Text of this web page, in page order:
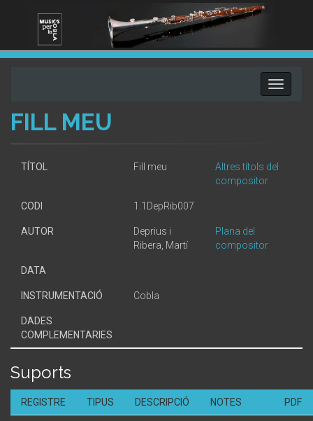
Toggle
FILL MEU
TÍTOL Fill meu
Altres títols del
compositor
CODI 1.1DepRib007
AUTOR
Deprius i
Ribera, Martí
Plana del
compositor
DATA
INSTRUMENTACIÓ Cobla
DADES
COMPLEMENTARIES
Suports
REGISTRE TIPUS DESCRIPCIÓ NOTES PDF